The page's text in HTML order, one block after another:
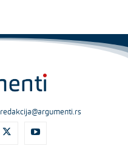
redakcija@argumenti.rs